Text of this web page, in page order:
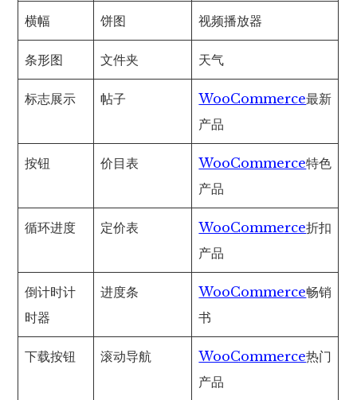
横幅 饼图 视频播放器
条形图 文件夹 天气
标志展示 帖子 WooCommerce最新
产品
按钮 价目表 WooCommerce特色
产品
循环进度 定价表 WooCommerce折扣
产品
倒计时计
时器
进度条 WooCommerce畅销
书
下载按钮 滚动导航 WooCommerce热门
产品